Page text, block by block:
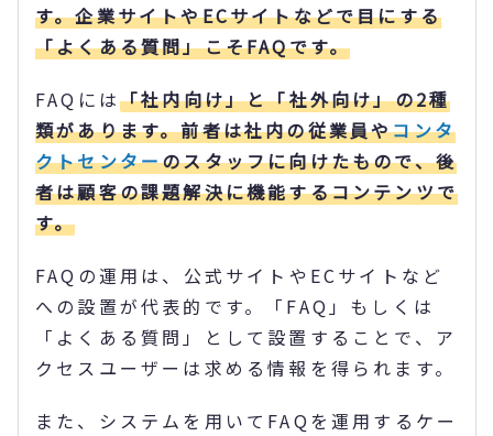
す。企業サイトやECサイトなどで目にする
「よくある質問」こそFAQです。
FAQには「社内向け」と「社外向け」の2種
類があります。前者は社内の従業員やコンタ
クトセンターのスタッフに向けたもので、後
者は顧客の課題解決に機能するコンテンツで
す。
FAQの運用は、公式サイトやECサイトなど
への設置が代表的です。「FAQ」もしくは
「よくある質問」として設置することで、ア
クセスユーザーは求める情報を得られます。
また、システムを用いてFAQを運用するケー